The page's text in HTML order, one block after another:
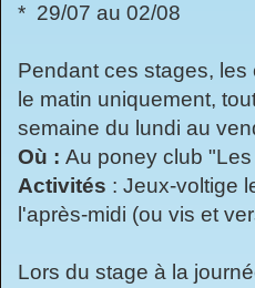
* 29/07 au 02/08
Pendant ces stages,
le matin uniquement,
semaine du lundi au
Où : Au poney club
Activités : Jeux-voltige
l'après-midi (ou vis et
Lors du stage à la